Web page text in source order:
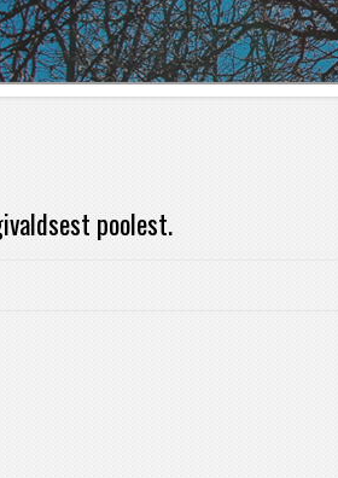
1 2 3 4
poolest.